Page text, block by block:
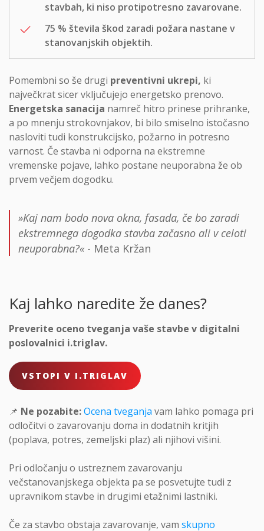
stavbah, ki niso protipotresno zavarovane.
75 % števila škod zaradi požara nastane v
stanovanjskih objektih.
Pomembni so še drugi preventivni ukrepi, ki
največkrat sicer vključujejo energetsko prenovo.
Energetska sanacija namreč hitro prinese prihranke,
a po mnenju strokovnjakov, bi bilo smiselno istočasno
nasloviti tudi konstrukcijsko, požarno in potresno
varnost. Če stavba ni odporna na ekstremne
vremenske pojave, lahko postane neuporabna že ob
prvem večjem dogodku.
»Kaj nam bodo nova okna, fasada, če bo zaradi
ekstremnega dogodka stavba začasno ali v celoti
neuporabna?« - Meta Kržan
Kaj lahko naredite že danes?
Preverite oceno tveganja vaše stavbe v digitalni
poslovalnici i.triglav.
VSTOPI V I.TRIGLAV
📌 Ne pozabite:Ocena tveganja vam lahko pomaga pri
odločitvi o zavarovanju doma in dodatnih kritjih
(poplava, potres, zemeljski plaz) ali njihovi višini.
Pri odločanju o ustreznem zavarovanju
večstanovanjskega objekta pa se posvetujte tudi z
upravnikom stavbe in drugimi etažnimi lastniki.
Če za stavbo obstaja zavarovanje, vam skupno